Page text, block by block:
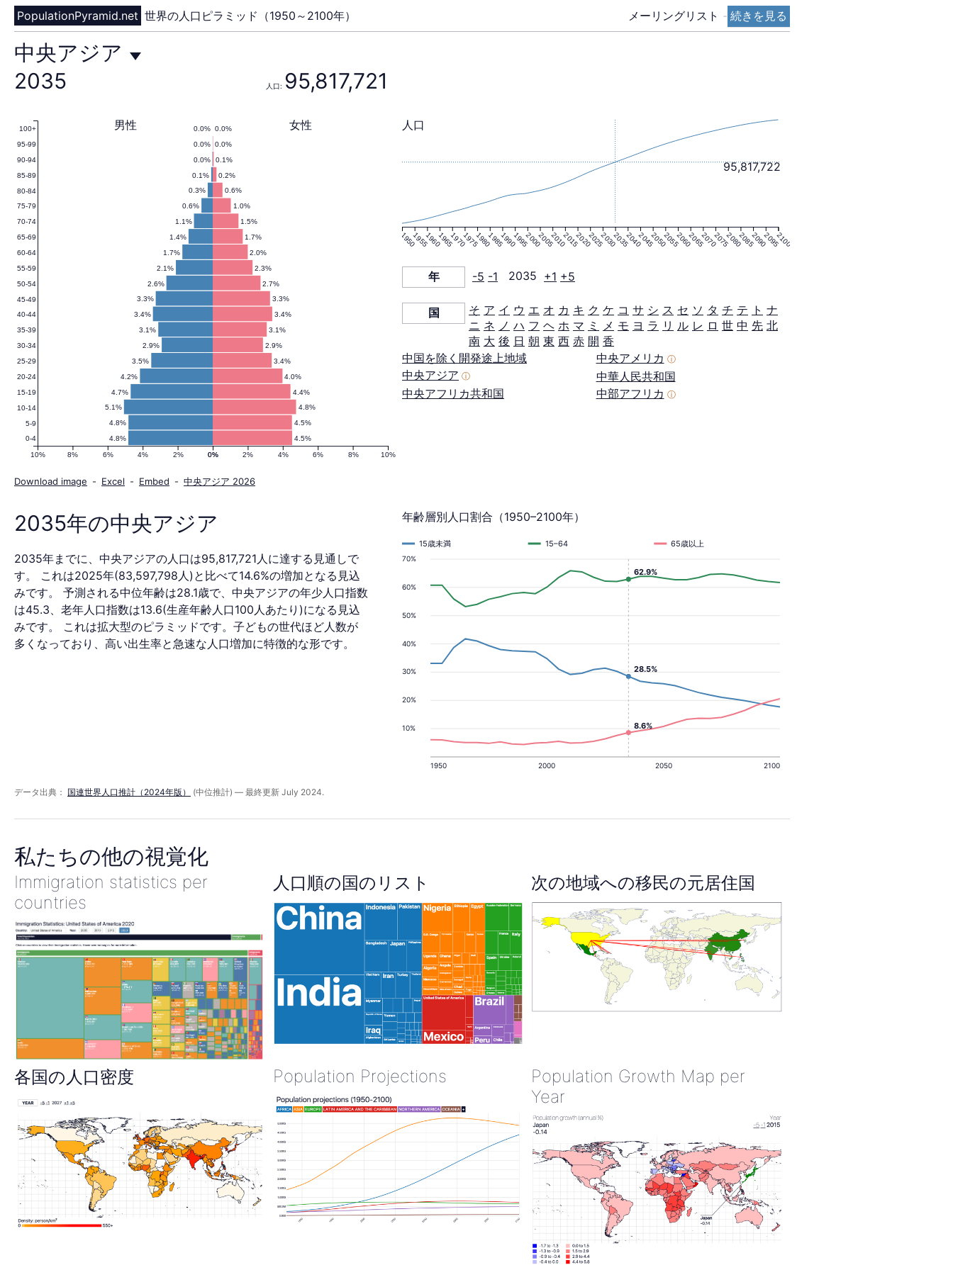
メーリングリスト - 続きを見る
PopulationPyramid.net 世界の人口ピラミッド（1950～2100年）
中
央
ア
ジ
ア
の
人
口
ピ
ラ
ミ
2035
年
中央アジア
2035
人口: 95,817,721
4.5%
4.8%
4.5%
4.8%
4.8%
5.1%
4.4%
4.7%
4.0%
4.2%
3.4%
3.5%
2.9%
2.9%
3.1%
3.1%
3.4%
3.4%
3.3%
3.3%
2.7%
2.6%
2.3%
2.1%
2.0%
1.7%
1.7%
1.4%
1.5%
1.1%
1.0%
0.6%
0.6%
0.3%
0.2%
0.1%
0.1%
0.0%
0.0%
0.0%
0.0%
0.0% 女性
男性
0% 2% 4% 6% 8% 10%
10% 8% 6% 4% 2% 0%
0-4
5-9
10-14
15-19
20-24
25-29
30-34
35-39
40-44
45-49
50-54
55-59
60-64
65-69
70-74
75-79
80-84
85-89
90-94
95-99
100+
Download image - Excel - Embed - 中央アジア 2026
1950195519601965197019751980198519901995200020052010201520202025203020352040204520502055206020652070207520802085209020952100
95,817,722
人口
年 -5 -1 2035 +1 +5
国 そ ア イ ウ エ オ カ キ ク ケ コ サ シ ス セ ソ タ チ テ ト ナ
ニ ネ ノ ハ フ ヘ ホ マ ミ メ モ ヨ ラ リ ル レ ロ 世 中 先 北
南 大 後 日 朝 東 西 赤 開 香
中国を除く開発途上地域
中央アジア ⓘ
中央アフリカ共和国
中央アメリカ ⓘ
中華人民共和国
中部アフリカ ⓘ
2035年の中央アジア
2035年までに、中央アジアの人口は95,817,721人に達する見通しで
す。 これは2025年(83,597,798人)と比べて14.6%の増加となる見込
みです。 予測される中位年齢は28.1歳で、中央アジアの年少人口指数
は45.3、老年人口指数は13.6(生産年齢人口100人あたり)になる見込
みです。 これは拡大型のピラミッドです。子どもの世代ほど人数が
多くなっており、高い出生率と急速な人口増加に特徴的な形です。
年齢層別人口割合（1950–2100年）
10%
20%
30%
40%
50%
60%
70%
1950 2000 2050 2100
15歳未満 15–64 65歳以上
28.5%
8.6%
62.9%
データ出典： 国連世界人口推計（2024年版） (中位推計) — 最終更新 July 2024.
私たちの他の視覚化
Immigration statistics per
countries
人口順の国のリスト 次の地域への移民の元居住国
各国の人口密度 Population Projections
Population Growth Map per
Year